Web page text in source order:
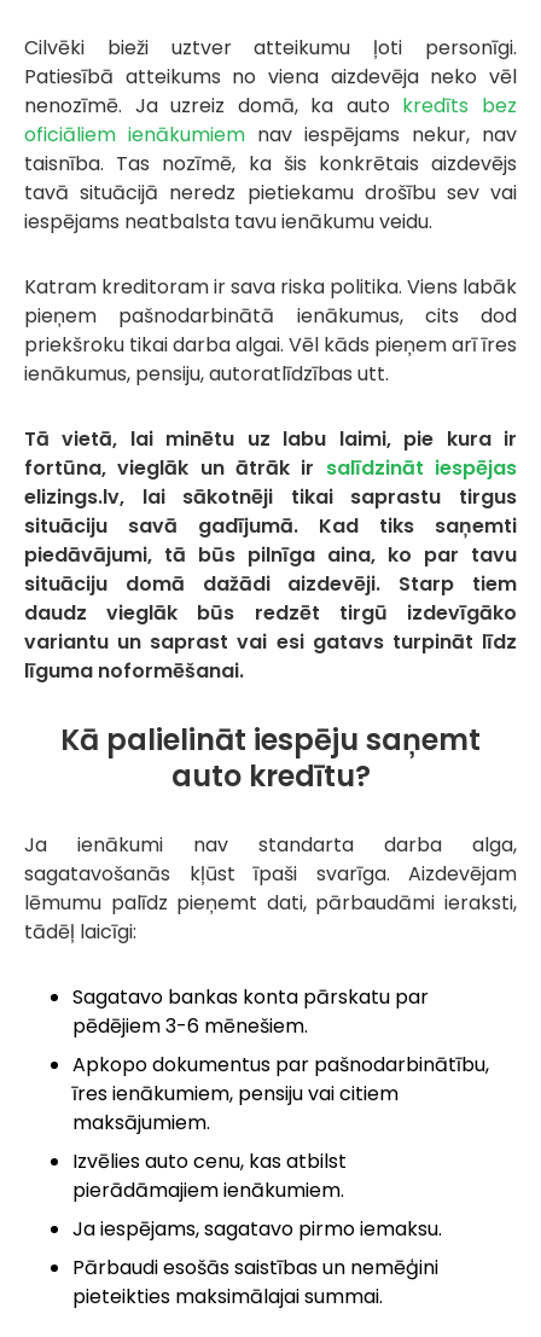
Cilvēki bieži uztver atteikumu ļoti personīgi.
Patiesībā atteikums no viena aizdevēja neko vēl
nenozīmē. Ja uzreiz domā, ka auto kredīts bez
oficiāliem ienākumiem nav iespējams nekur, nav
taisnība. Tas nozīmē, ka šis konkrētais aizdevējs
tavā situācijā neredz pietiekamu drošību sev vai
iespējams neatbalsta tavu ienākumu veidu.
Katram kreditoram ir sava riska politika. Viens labāk
pieņem pašnodarbinātā ienākumus, cits dod
priekšroku tikai darba algai. Vēl kāds pieņem arī īres
ienākumus, pensiju, autoratlīdzības utt.
Tā vietā, lai minētu uz labu laimi, pie kura ir
fortūna, vieglāk un ātrāk ir salīdzināt iespējas
elizings.lv, lai sākotnēji tikai saprastu tirgus
situāciju savā gadījumā. Kad tiks saņemti
piedāvājumi, tā būs pilnīga aina, ko par tavu
situāciju domā dažādi aizdevēji. Starp tiem
daudz vieglāk būs redzēt tirgū izdevīgāko
variantu un saprast vai esi gatavs turpināt līdz
līguma noformēšanai.
Kā palielināt iespēju saņemt
auto kredītu?
Ja ienākumi nav standarta darba alga,
sagatavošanās kļūst īpaši svarīga. Aizdevējam
lēmumu palīdz pieņemt dati, pārbaudāmi ieraksti,
tādēļ laicīgi:
Sagatavo bankas konta pārskatu par
pēdējiem 3-6 mēnešiem.
Apkopo dokumentus par pašnodarbinātību,
īres ienākumiem, pensiju vai citiem
maksājumiem.
Izvēlies auto cenu, kas atbilst
pierādāmajiem ienākumiem.
Ja iespējams, sagatavo pirmo iemaksu.
Pārbaudi esošās saistības un nemēģini
pieteikties maksimālajai summai.